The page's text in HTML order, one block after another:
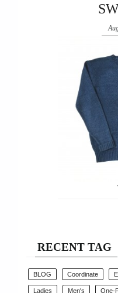
RECENT TAG
BLOG Coordinate
Ladies Men's One-